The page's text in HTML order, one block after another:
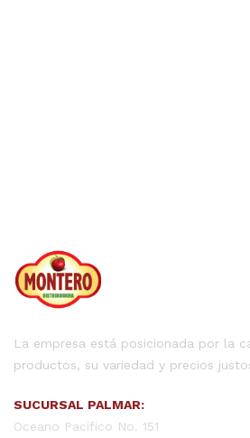
La empresa está posicionada por la
productos, su variedad y precios
SUCURSAL PALMAR:
Oceano Pacifico No. 151